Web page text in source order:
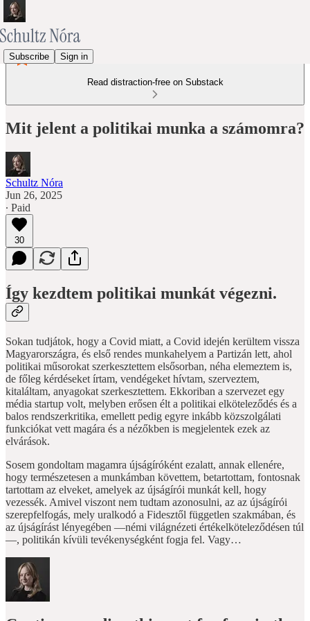
Subscribe Sign in
Read distraction-free on Substack
Mit jelent a politikai munka a számomra?
Schultz Nóra
Jun 26, 2025
∙ Paid
30
Így kezdtem politikai munkát végezni.
Sokan tudjátok, hogy a Covid miatt, a Covid idején kerültem vissza
Magyarországra, és első rendes munkahelyem a Partizán lett, ahol
politikai műsorokat szerkesztettem elsősorban, néha elemeztem is,
de főleg kérdéseket írtam, vendégeket hívtam, szerveztem,
kitaláltam, anyagokat szerkesztettem. Ekkoriban a szervezet egy
média startup volt, melyben erősen élt a politikai elköteleződés és a
balos rendszerkritika, emellett pedig egyre inkább közszolgálati
funkciókat vett magára és a nézőkben is megjelentek ezek az
elvárások.
Sosem gondoltam magamra újságíróként ezalatt, annak ellenére,
hogy természetesen a munkámban követtem, betartottam, fontosnak
tartottam az elveket, amelyek az újságírói munkát kell, hogy
vezessék. Amivel viszont nem tudtam azonosulni, az az újságírói
szerepfelfogás, mely uralkodó a Fidesztől független szakmában, és
az újságírást lényegében —némi világnézeti értékelköteleződésen túl
—, politikán kívüli tevékenységként fogja fel. Vagy…